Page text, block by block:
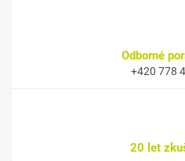
Odborné
+420 778
20 let